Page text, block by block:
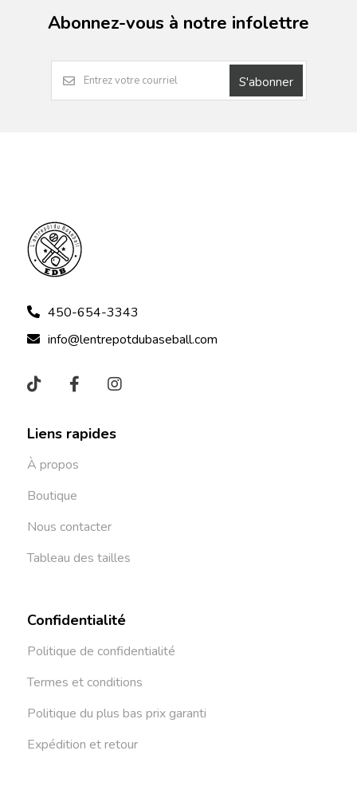
Abonnez-vous à notre infolettre
S'abonner
450-654-3343
info@lentrepotdubaseball.com
Liens rapides
À propos
Boutique
Nous contacter
Tableau des tailles
Confidentialité
Politique de confidentialité
Termes et conditions
Politique du plus bas prix garanti
Expédition et retour